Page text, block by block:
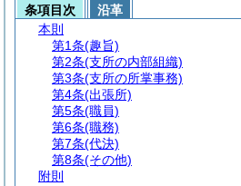
条項目次
沿革
本則
第1条(趣旨)
第2条(支所の内部組織)
第3条(支所の所掌事務)
第4条(出張所)
第5条(職員)
第6条(職務)
第7条(代決)
第8条(その他)
附則